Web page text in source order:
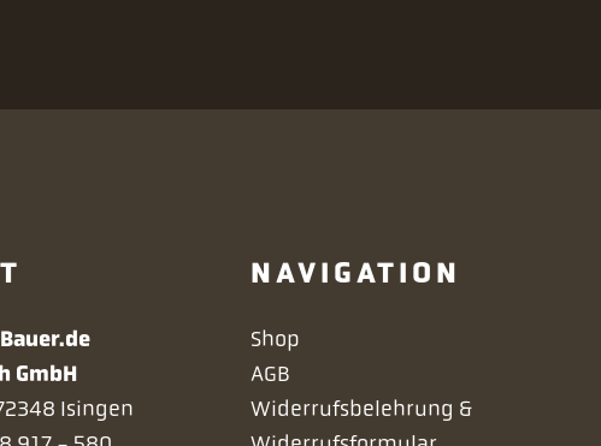
GmbH
Isingen
NAVIGATION
Navigation
überspringen
Shop
AGB
Widerrufsbelehrung &